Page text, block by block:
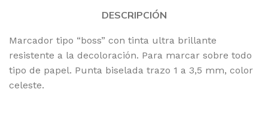
DESCRIPCIÓN
Marcador tipo “boss” con tinta ultra brillante
resistente a la decoloración. Para marcar sobre todo
tipo de papel. Punta biselada trazo 1 a 3,5 mm, color
celeste.